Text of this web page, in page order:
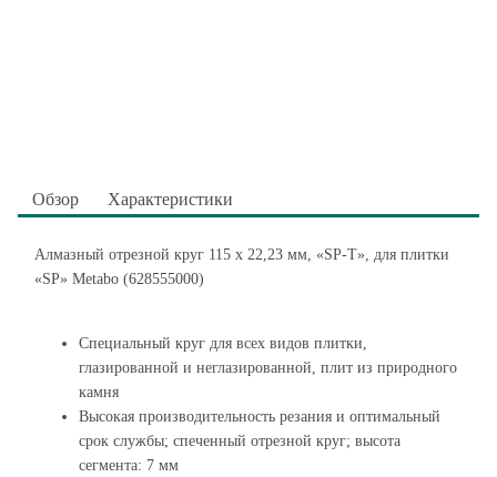
Обзор Характеристики
Алмазный отрезной круг 115 x 22,23 мм, «SP-T», для плитки
«SP» Metabo (628555000)
Специальный круг для всех видов плитки,
глазированной и неглазированной, плит из природного
камня
Высокая производительность резания и оптимальный
срок службы; спеченный отрезной круг; высота
сегмента: 7 мм